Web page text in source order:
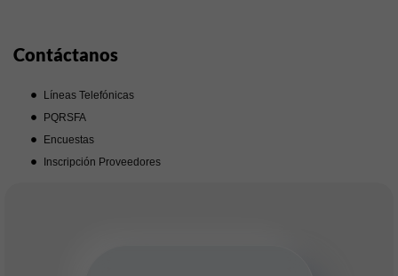
Contáctanos
Líneas Telefónicas
PQRSFA
Encuestas
Inscripción Proveedores